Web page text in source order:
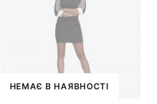
НЕМАЄ В НАЯВНОСТІ